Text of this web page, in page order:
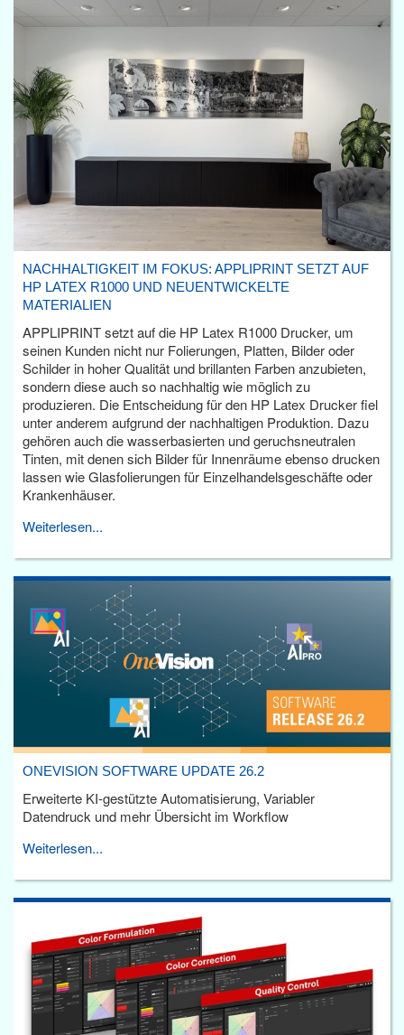
NACHHALTIGKEIT IM FOKUS: APPLIPRINT SETZT AUF
HP LATEX R1000 UND NEUENTWICKELTE
MATERIALIEN
APPLIPRINT setzt auf die HP Latex R1000 Drucker, um
seinen Kunden nicht nur Folierungen, Platten, Bilder oder
Schilder in hoher Qualität und brillanten Farben anzubieten,
sondern diese auch so nachhaltig wie möglich zu
produzieren. Die Entscheidung für den HP Latex Drucker fiel
unter anderem aufgrund der nachhaltigen Produktion. Dazu
gehören auch die wasserbasierten und geruchsneutralen
Tinten, mit denen sich Bilder für Innenräume ebenso drucken
lassen wie Glasfolierungen für Einzelhandelsgeschäfte oder
Krankenhäuser.
Weiterlesen...
ONEVISION SOFTWARE UPDATE 26.2
Erweiterte KI-gestützte Automatisierung, Variabler
Datendruck und mehr Übersicht im Workflow
Weiterlesen...